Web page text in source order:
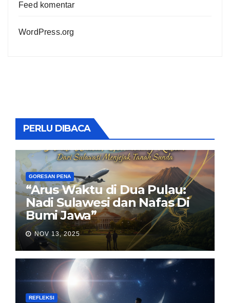
Feed komentar
WordPress.org
PERLU DIBACA
GORESAN PENA
“Arus Waktu di Dua Pulau:
Nadi Sulawesi dan Nafas Di
Bumi Jawa”
NOV 13, 2025
REFLEKSI